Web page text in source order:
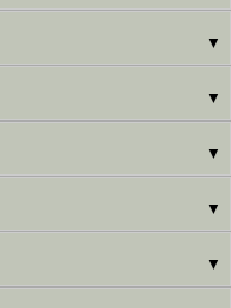
▼
▼
▼
▼
▼